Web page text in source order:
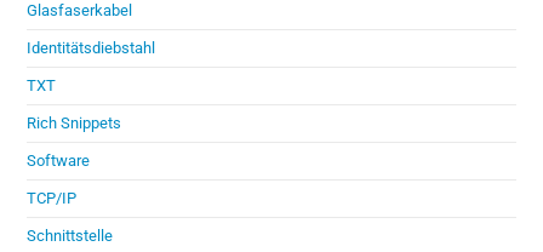
Glasfaserkabel
Identitätsdiebstahl
TXT
Rich Snippets
Software
TCP/IP
Schnittstelle